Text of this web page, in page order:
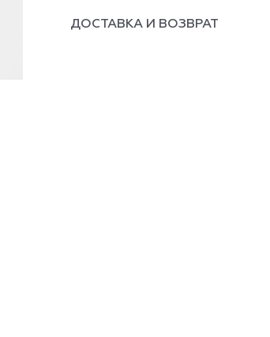
ДОСТАВКА И ВОЗВРАТ